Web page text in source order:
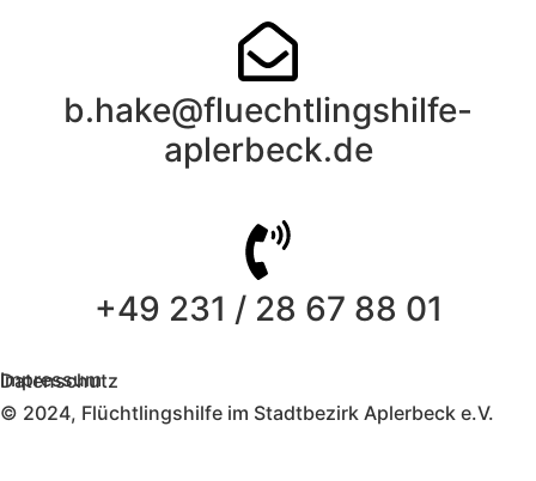
b.hake@fluechtlingshilfe-
aplerbeck.de
+49 231 / 28 67 88 01
Impressum
Datenschutz
© 2024, Flüchtlingshilfe im Stadtbezirk Aplerbeck e.V.